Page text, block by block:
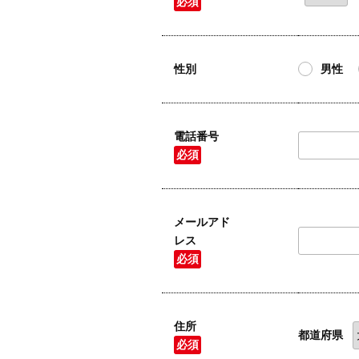
性別 男性
電話番号
必須
メールアド
レス
必須
住所
必須
都道府県